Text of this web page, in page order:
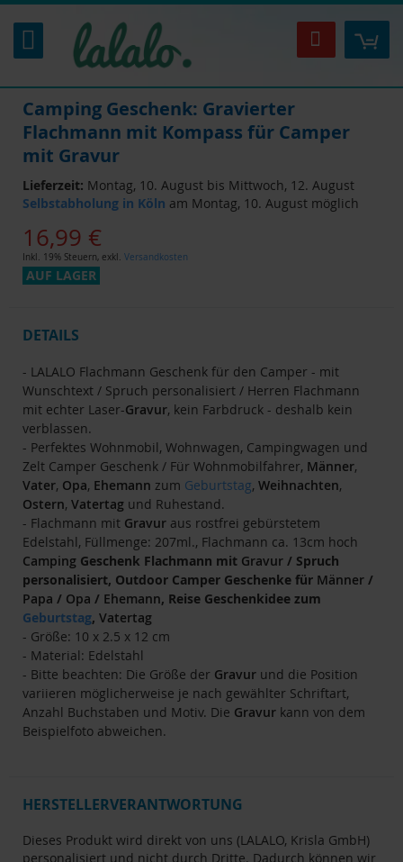
Inhalt
springen
Suche
Camping Geschenk: Gravierter
Flachmann mit Kompass für Camper
mit Gravur
Lieferzeit: Montag, 10. August bis Mittwoch, 12. August
Selbstabholung in Köln am Montag, 10. August möglich
16,99 €
Inkl. 19% Steuern, exkl. Versandkosten
AUF LAGER
DETAILS
- LALALO Flachmann Geschenk für den Camper - mit
Wunschtext / Spruch personalisiert / Herren Flachmann
mit echter Laser-Gravur, kein Farbdruck - deshalb kein
verblassen.
- Perfektes Wohnmobil, Wohnwagen, Campingwagen und
Zelt Camper Geschenk / Für Wohnmobilfahrer, Männer,
Vater, Opa, Ehemann zum Geburtstag, Weihnachten,
Ostern, Vatertag und Ruhestand.
- Flachmann mit Gravur aus rostfrei gebürstetem
Edelstahl, Füllmenge: 207ml., Flachmann ca. 13cm hoch
Camping Geschenk Flachmann mit Gravur / Spruch
personalisiert, Outdoor Camper Geschenke für Männer /
Papa / Opa / Ehemann, Reise Geschenkidee zum
Geburtstag, Vatertag
- Größe: 10 x 2.5 x 12 cm
- Material: Edelstahl
- Bitte beachten: Die Größe der Gravur und die Position
variieren möglicherweise je nach gewählter Schriftart,
Anzahl Buchstaben und Motiv. Die Gravur kann von dem
Beispielfoto abweichen.
HERSTELLERVERANTWORTUNG
Dieses Produkt wird direkt von uns (LALALO, Krisla GmbH)
personalisiert und nicht durch Dritte. Dadurch können wir